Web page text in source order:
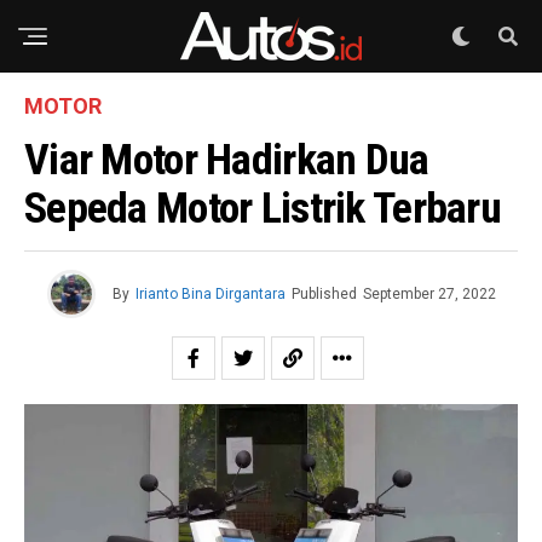
MOTOR
Viar Motor Hadirkan Dua
Sepeda Motor Listrik Terbaru
By Irianto Bina Dirgantara Published September 27, 2022